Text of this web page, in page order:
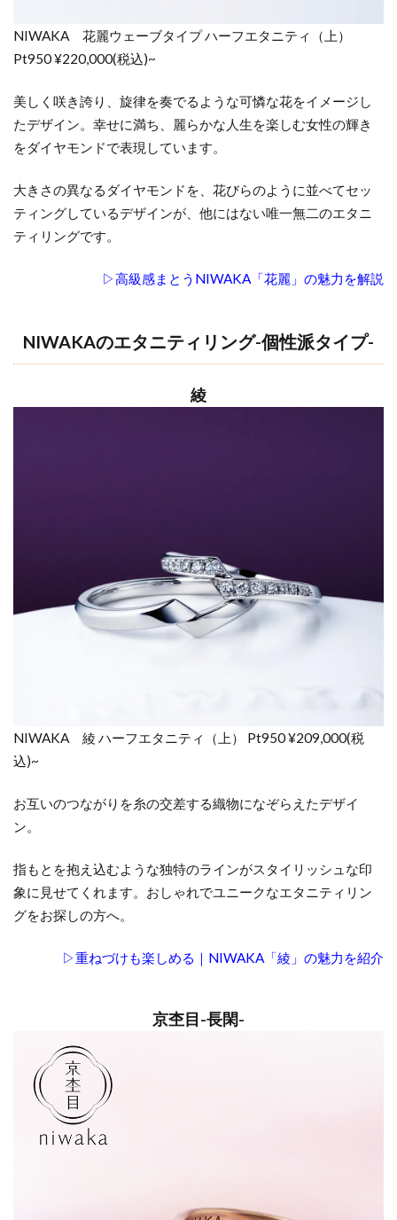
NIWAKA 花麗ウェーブタイプ ハーフエタニティ（上）
Pt950 ¥220,000(税込)~
美しく咲き誇り、旋律を奏でるような可憐な花をイメージし
たデザイン。幸せに満ち、麗らかな人生を楽しむ女性の輝き
をダイヤモンドで表現しています。
大きさの異なるダイヤモンドを、花びらのように並べてセッ
ティングしているデザインが、他にはない唯一無二のエタニ
ティリングです。
▷高級感まとうNIWAKA「花麗」の魅力を解説
NIWAKAのエタニティリング-個性派タイプ-
綾
NIWAKA 綾 ハーフエタニティ（上） Pt950 ¥209,000(税
込)~
お互いのつながりを糸の交差する織物になぞらえたデザイ
ン。
指もとを抱え込むような独特のラインがスタイリッシュな印
象に見せてくれます。おしゃれでユニークなエタニティリン
グをお探しの方へ。
▷重ねづけも楽しめる｜NIWAKA「綾」の魅力を紹介
京杢目-長閑-